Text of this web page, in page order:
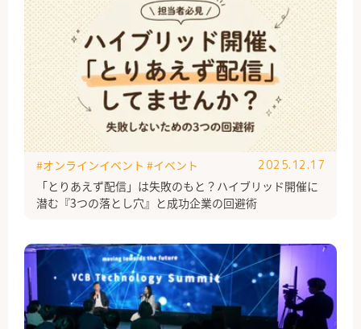
「とりあえず配信」は失敗のもと？ハイブリッド開催に
潜む『3つの落とし穴』と成功企業の回避術
#オンラインイベント #イベント 2025.12.17